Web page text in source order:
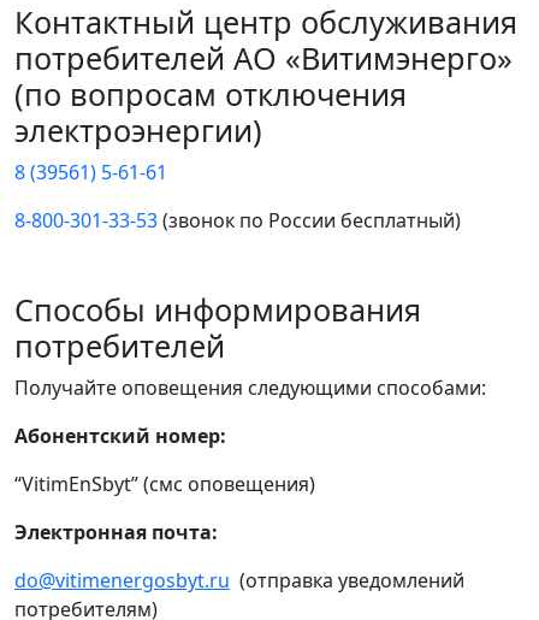
Контактный центр обслуживания
потребителей АО «Витимэнерго»
(по вопросам отключения
электроэнергии)
8 (39561) 5-61-61
8-800-301-33-53(звонок по России бесплатный)
Способы информирования
потребителей
Получайте оповещения следующими способами:
Абонентский номер:
“VitimEnSbyt” (смс оповещения)
Электронная почта:
do@vitimenergosbyt.ru (отправка уведомлений
потребителям)